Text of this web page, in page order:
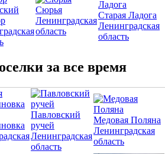
Сюрья
Ленинградская
область
Старая Ладога
Ленинградская
область
за все время
Павловский
ручей
Ленинградская
область
Медовая Поляна
Ленинградская
область